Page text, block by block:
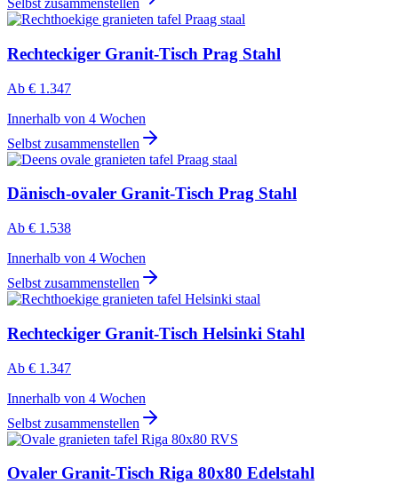
Selbst zusammenstellen
Rechteckiger Granit-Tisch Prag Stahl
Ab € 1.347
Innerhalb von 4 Wochen
Selbst zusammenstellen
Dänisch-ovaler Granit-Tisch Prag Stahl
Ab € 1.538
Innerhalb von 4 Wochen
Selbst zusammenstellen
Rechteckiger Granit-Tisch Helsinki Stahl
Ab € 1.347
Innerhalb von 4 Wochen
Selbst zusammenstellen
Ovaler Granit-Tisch Riga 80x80 Edelstahl